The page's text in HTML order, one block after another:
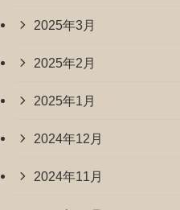
2025年3月
2025年2月
2025年1月
2024年12月
2024年11月